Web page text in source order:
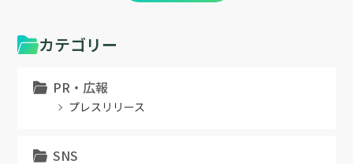
カテゴリー
PR・広報
プレスリリース
SNS